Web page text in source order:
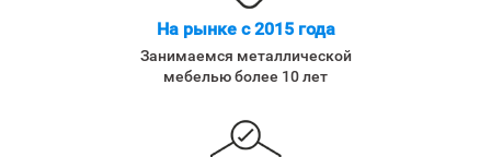
На рынке с 2015 года
Занимаемся металлической
мебелью более 10 лет